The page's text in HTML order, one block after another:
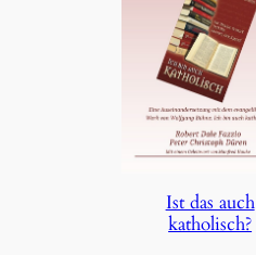
Ist das auch
katholisch?